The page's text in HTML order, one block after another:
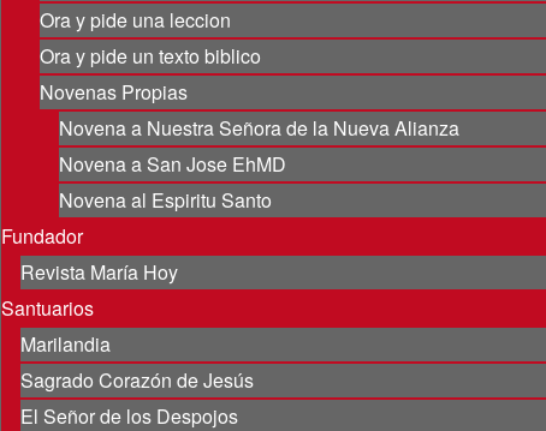
Ora y pide una leccion
Ora y pide un texto biblico
Novenas Propias
Novena a Nuestra Señora de la Nueva Alianza
Novena a San Jose EhMD
Novena al Espiritu Santo
Fundador
Revista María Hoy
Santuarios
Marilandia
Sagrado Corazón de Jesús
El Señor de los Despojos